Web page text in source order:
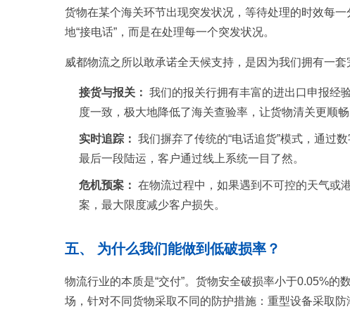
货物在某个海关环节出现突发状况，等待处理的时效每
地“接电话”，而是在处理每一个突发状况。
威都物流之所以敢承诺全天候支持，是因为我们拥有一套
接货与报关： 我们的报关行拥有丰富的进出口申报经
度一致，极大地降低了海关查验率，让货物清关更顺畅
实时追踪： 我们摒弃了传统的“电话追货”模式，通过
最后一段陆运，客户通过线上系统一目了然。
危机预案： 在物流过程中，如果遇到不可控的天气或
案，最大限度减少客户损失。
五、 为什么我们能做到低破损率？
物流行业的本质是“交付”。货物安全破损率小于0.05%
场，针对不同货物采取不同的防护措施：重型设备采取